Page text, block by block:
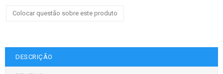
Colocar questão sobre este produto
DESCRIÇÃO